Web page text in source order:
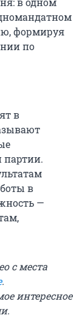
формируя
по
в
в
—
с места
.
интересное